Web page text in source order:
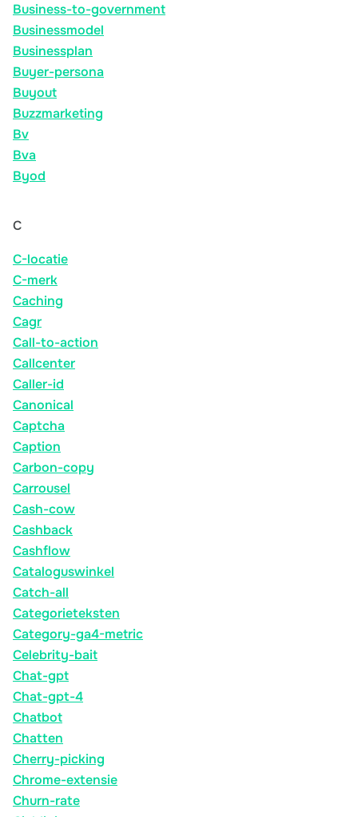
Business-to-government
Businessmodel
Businessplan
Buyer-persona
Buyout
Buzzmarketing
Bv
Bva
Byod
C
C-locatie
C-merk
Caching
Cagr
Call-to-action
Callcenter
Caller-id
Canonical
Captcha
Caption
Carbon-copy
Carrousel
Cash-cow
Cashback
Cashflow
Cataloguswinkel
Catch-all
Categorieteksten
Category-ga4-metric
Celebrity-bait
Chat-gpt
Chat-gpt-4
Chatbot
Chatten
Cherry-picking
Chrome-extensie
Churn-rate